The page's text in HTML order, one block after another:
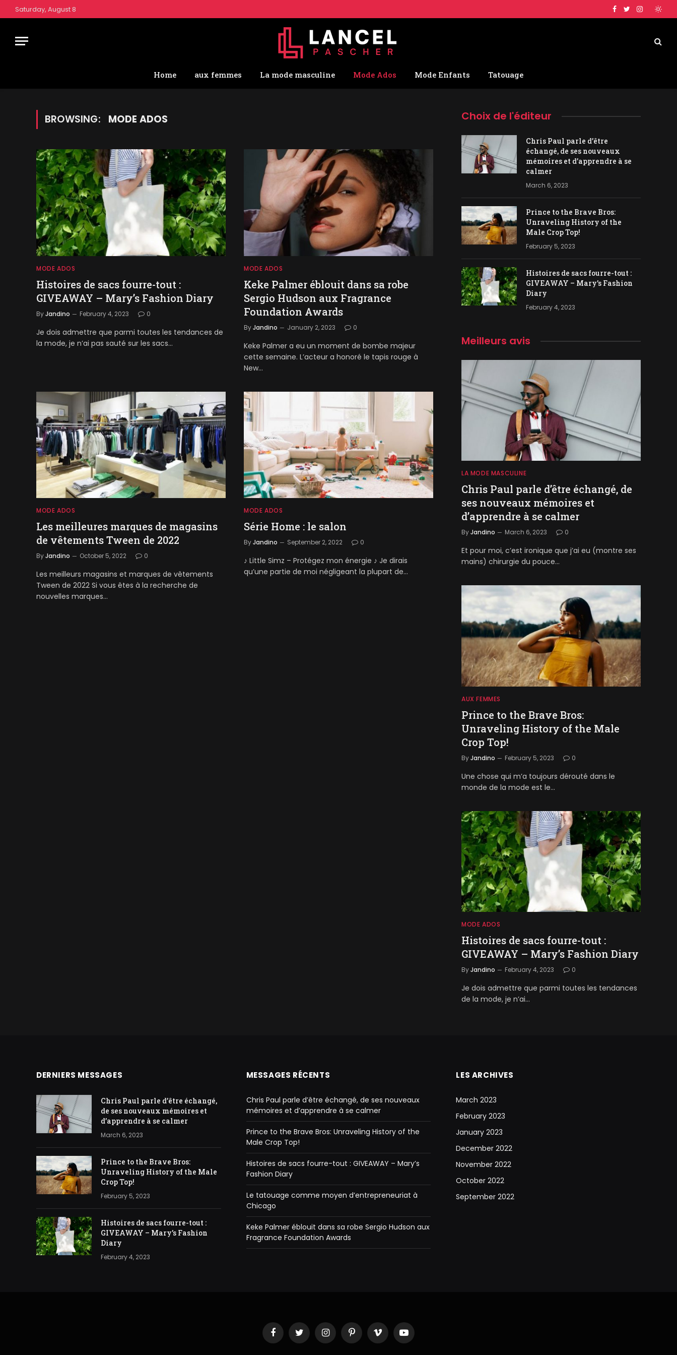
Saturday, August 8 Facebook
TwitterInstagram
Home aux femmes La mode masculine Mode Ados Mode Enfants Tatouage
BROWSING: MODE ADOS
MODE ADOS
Histoires de sacs fourre-tout :
GIVEAWAY – Mary’s Fashion Diary
ByJandino February 4, 2023 0
Je dois admettre que parmi toutes les tendances de
la mode, je n’ai pas sauté sur les sacs…
MODE ADOS
Keke Palmer éblouit dans sa robe
Sergio Hudson aux Fragrance
Foundation Awards
ByJandino January 2, 2023 0
Keke Palmer a eu un moment de bombe majeur
cette semaine. L’acteur a honoré le tapis rouge à
New…
MODE ADOS
Les meilleures marques de magasins
de vêtements Tween de 2022
ByJandino October 5, 2022 0
Les meilleurs magasins et marques de vêtements
Tween de 2022 Si vous êtes à la recherche de
nouvelles marques…
MODE ADOS
Série Home : le salon
ByJandino September 2, 2022 0
♪ Little Simz – Protégez mon énergie ♪ Je dirais
qu’une partie de moi négligeant la plupart de…
Choix de l'éditeur
Chris Paul parle d’être
échangé, de ses nouveaux
mémoires et d’apprendre à se
calmer
March 6, 2023
Prince to the Brave Bros:
Unraveling History of the
Male Crop Top!
February 5, 2023
Histoires de sacs fourre-tout :
GIVEAWAY – Mary’s Fashion
Diary
February 4, 2023
Meilleurs avis
LA MODE MASCULINE
Chris Paul parle d’être échangé, de
ses nouveaux mémoires et
d’apprendre à se calmer
ByJandino March 6, 2023 0
Et pour moi, c’est ironique que j’ai eu (montre ses
mains) chirurgie du pouce…
AUX FEMMES
Prince to the Brave Bros:
Unraveling History of the Male
Crop Top!
ByJandino February 5, 2023 0
Une chose qui m’a toujours dérouté dans le
monde de la mode est le…
MODE ADOS
Histoires de sacs fourre-tout :
GIVEAWAY – Mary’s Fashion Diary
ByJandino February 4, 2023 0
Je dois admettre que parmi toutes les tendances
de la mode, je n’ai…
DERNIERS MESSAGES
Chris Paul parle d’être échangé,
de ses nouveaux mémoires et
d’apprendre à se calmer
March 6, 2023
Prince to the Brave Bros:
Unraveling History of the Male
Crop Top!
February 5, 2023
Histoires de sacs fourre-tout :
GIVEAWAY – Mary’s Fashion
Diary
February 4, 2023
MESSAGES RÉCENTS
Chris Paul parle d’être échangé, de ses nouveaux
mémoires et d’apprendre à se calmer
Prince to the Brave Bros: Unraveling History of the
Male Crop Top!
Histoires de sacs fourre-tout : GIVEAWAY – Mary’s
Fashion Diary
Le tatouage comme moyen d’entrepreneuriat à
Chicago
Keke Palmer éblouit dans sa robe Sergio Hudson aux
Fragrance Foundation Awards
LES ARCHIVES
March 2023
February 2023
January 2023
December 2022
November 2022
October 2022
September 2022
FacebookTwitter InstagramPinterestVimeo YouTube